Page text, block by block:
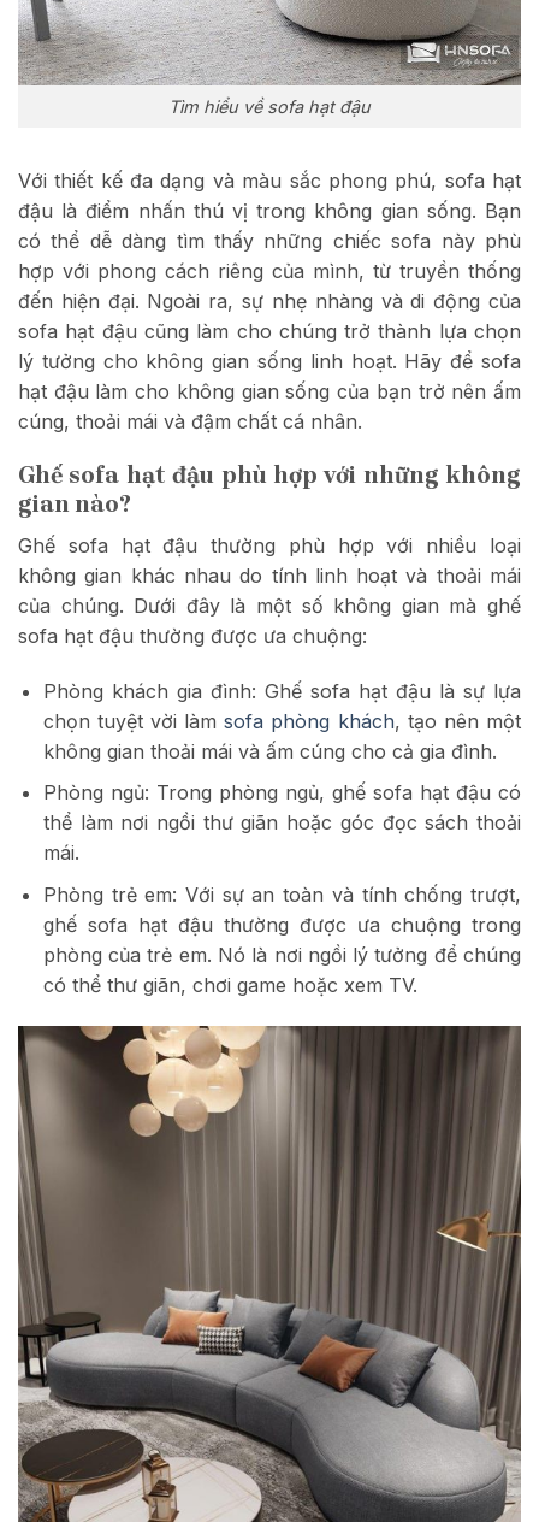
Tìm hiểu về sofa hạt đậu
Với thiết kế đa dạng và màu sắc phong phú, sofa hạt
đậu là điểm nhấn thú vị trong không gian sống. Bạn
có thể dễ dàng tìm thấy những chiếc sofa này phù
hợp với phong cách riêng của mình, từ truyền thống
đến hiện đại. Ngoài ra, sự nhẹ nhàng và di động của
sofa hạt đậu cũng làm cho chúng trở thành lựa chọn
lý tưởng cho không gian sống linh hoạt. Hãy để sofa
hạt đậu làm cho không gian sống của bạn trở nên ấm
cúng, thoải mái và đậm chất cá nhân.
Ghế sofa hạt đậu phù hợp với những không
gian nào?
Ghế sofa hạt đậu thường phù hợp với nhiều loại
không gian khác nhau do tính linh hoạt và thoải mái
của chúng. Dưới đây là một số không gian mà ghế
sofa hạt đậu thường được ưa chuộng:
Phòng khách gia đình: Ghế sofa hạt đậu là sự lựa
chọn tuyệt vời làmsofa phòng khách, tạo nên một
không gian thoải mái và ấm cúng cho cả gia đình.
Phòng ngủ: Trong phòng ngủ, ghế sofa hạt đậu có
thể làm nơi ngồi thư giãn hoặc góc đọc sách thoải
mái.
Phòng trẻ em: Với sự an toàn và tính chống trượt,
ghế sofa hạt đậu thường được ưa chuộng trong
phòng của trẻ em. Nó là nơi ngồi lý tưởng để chúng
có thể thư giãn, chơi game hoặc xem TV.